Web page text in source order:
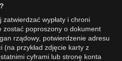
wypłaty i chroni
zostać poproszony o dokument
rządowy, potwierdzenie adresu
(na przykład zdjęcie karty z
cyframi lub stronę konta